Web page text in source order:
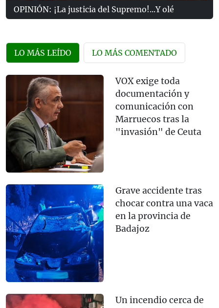
OPINIÓN: ¡La justicia del Supremo!...Y olé
LO MÁS LEÍDO LO MÁS COMENTADO
VOX exige toda
documentación y
comunicación con
Marruecos tras la
"invasión" de Ceuta
Grave accidente tras
chocar contra una vaca
en la provincia de
Badajoz
Un incendio cerca de